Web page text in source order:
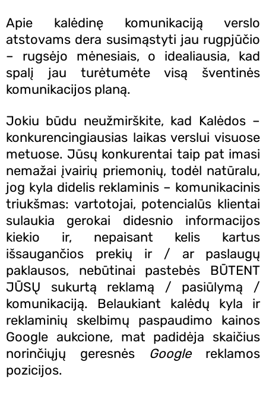
Apie kalėdinę komunikaciją verslo
atstovams dera susimąstyti jau rugpjūčio
– rugsėjo mėnesiais, o idealiausia, kad
spalį jau turėtumėte visą šventinės
komunikacijos planą.
Jokiu būdu neužmirškite, kad Kalėdos –
konkurencingiausias laikas verslui visuose
metuose. Jūsų konkurentai taip pat imasi
nemažai įvairių priemonių, todėl natūralu,
jog kyla didelis reklaminis – komunikacinis
triukšmas: vartotojai, potencialūs klientai
sulaukia gerokai didesnio informacijos
kiekio ir, nepaisant kelis kartus
išsaugančios prekių ir / ar paslaugų
paklausos, nebūtinai pastebės BŪTENT
JŪSŲ sukurtą reklamą / pasiūlymą /
komunikaciją. Belaukiant kalėdų kyla ir
reklaminių skelbimų paspaudimo kainos
Google aukcione, mat padidėja skaičius
norinčiųjų geresnės Googlereklamos
pozicijos.